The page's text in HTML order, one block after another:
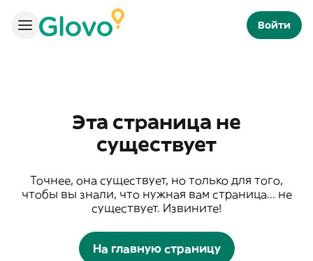
Войти
Эта страница не
существует
Точнее, она существует, но только для того,
чтобы вы знали, что нужная вам страница... не
существует. Извините!
На главную страницу